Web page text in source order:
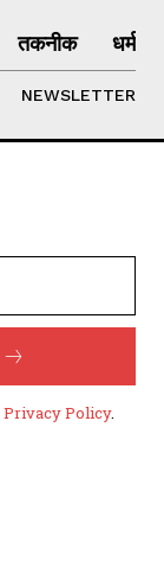
तकनीक धर्म
NEWSLETTER
Privacy Policy.